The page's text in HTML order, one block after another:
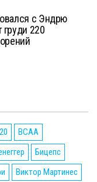
с Эндрю
220
BCAA
Бицепс
Виктор Мартинес